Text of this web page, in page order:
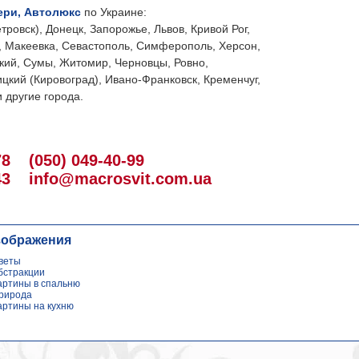
Автолюкс по Украине:
Донецк, Запорожье, Львов, Кривой Рог,
Севастополь, Симферополь, Херсон,
Сумы, Житомир, Черновцы, Ровно,
(Кировоград), Ивано-Франковск, Кременчуг,
города.
(050) 049-40-99
info@macrosvit.com.ua
в спальню
на кухню